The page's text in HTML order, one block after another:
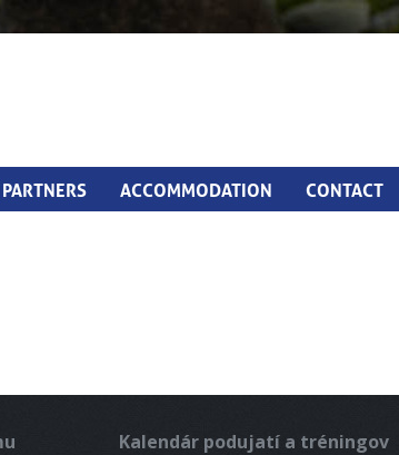
PARTNERS ACCOMMODATION CONTACT
Kalendár podujatí a tréningov